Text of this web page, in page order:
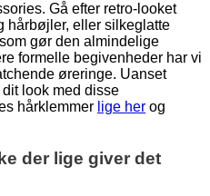
Gå efter retro-looket
hårbøjler, eller silkeglatte
gør den almindelige
formelle begivenheder har vi
øreringe. Uanset
look med disse
hårklemmer lige her og
der lige giver det